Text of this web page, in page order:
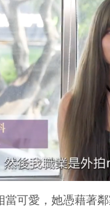
當可愛，她憑藉著